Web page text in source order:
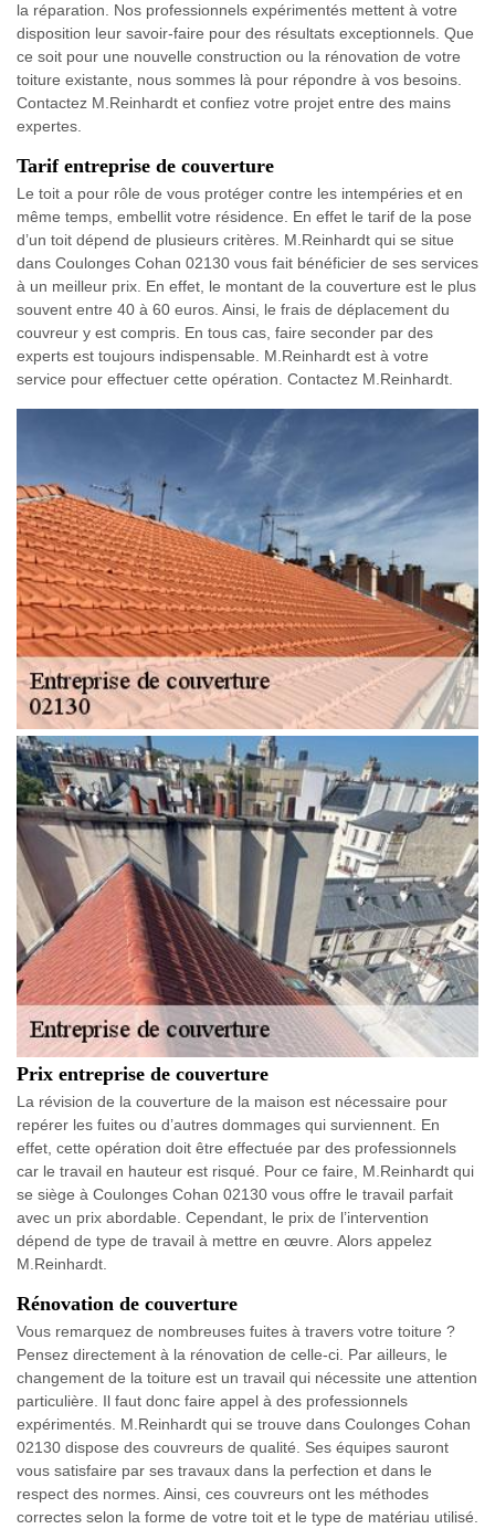
la réparation. Nos professionnels expérimentés mettent à votre
disposition leur savoir-faire pour des résultats exceptionnels. Que
ce soit pour une nouvelle construction ou la rénovation de votre
toiture existante, nous sommes là pour répondre à vos besoins.
Contactez M.Reinhardt et confiez votre projet entre des mains
expertes.
Tarif entreprise de couverture
Le toit a pour rôle de vous protéger contre les intempéries et en
même temps, embellit votre résidence. En effet le tarif de la pose
d’un toit dépend de plusieurs critères. M.Reinhardt qui se situe
dans Coulonges Cohan 02130 vous fait bénéficier de ses services
à un meilleur prix. En effet, le montant de la couverture est le plus
souvent entre 40 à 60 euros. Ainsi, le frais de déplacement du
couvreur y est compris. En tous cas, faire seconder par des
experts est toujours indispensable. M.Reinhardt est à votre
service pour effectuer cette opération. Contactez M.Reinhardt.
Prix entreprise de couverture
La révision de la couverture de la maison est nécessaire pour
repérer les fuites ou d’autres dommages qui surviennent. En
effet, cette opération doit être effectuée par des professionnels
car le travail en hauteur est risqué. Pour ce faire, M.Reinhardt qui
se siège à Coulonges Cohan 02130 vous offre le travail parfait
avec un prix abordable. Cependant, le prix de l’intervention
dépend de type de travail à mettre en œuvre. Alors appelez
M.Reinhardt.
Rénovation de couverture
Vous remarquez de nombreuses fuites à travers votre toiture ?
Pensez directement à la rénovation de celle-ci. Par ailleurs, le
changement de la toiture est un travail qui nécessite une attention
particulière. Il faut donc faire appel à des professionnels
expérimentés. M.Reinhardt qui se trouve dans Coulonges Cohan
02130 dispose des couvreurs de qualité. Ses équipes sauront
vous satisfaire par ses travaux dans la perfection et dans le
respect des normes. Ainsi, ces couvreurs ont les méthodes
correctes selon la forme de votre toit et le type de matériau utilisé.